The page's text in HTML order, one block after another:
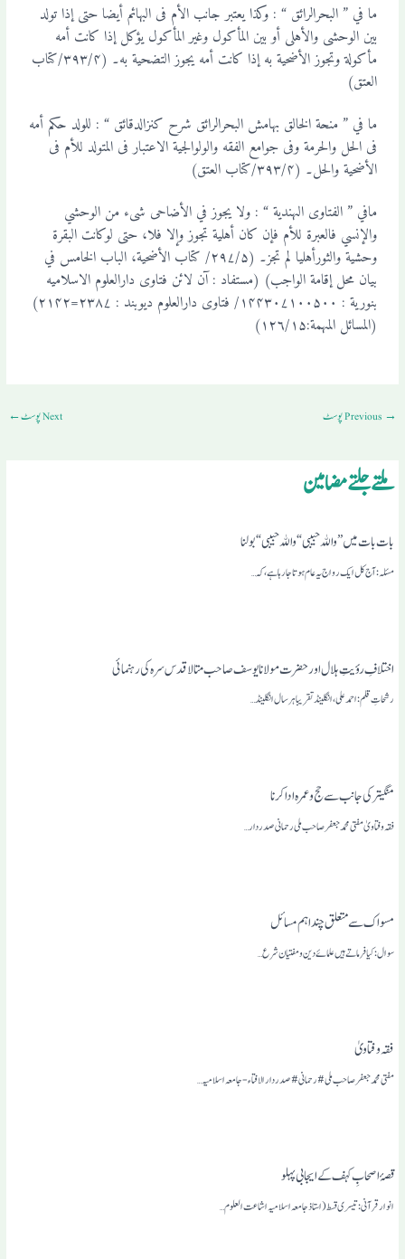
ما في ” البحرالرائق “ : وکذا یعتبر جانب الأم فی البہائم أیضا حتی إذا تولد
بین الوحشی والأہلی أو بین المأکول وغیر المأکول یؤکل إذا کانت أمه
مأکولة وتجوز الأضحیة به إذا کانت أمه یجوز التضحیة به۔ (۳۹۳/۴/کتاب
العتق)
ما في ” منحة الخالق بہامش البحرالرائق شرح کنزالدقائق “ : للولد حکم أمه
فی الحل والحرمة وفی جوامع الفقه والولوالجیة الاعتبار فی المتولد للأم فی
الأضحیة والحل۔ (۳۹۳/۴/کتاب العتق)
مافي ” الفتاوی الہندیة “ : ولا یجوز في الأضاحی شیء من الوحشي
والإنسي فالعبرة للأم فإن کان أہلیة تجوز وإلا فلا، حتی لوکانت البقرة
وحشیة والثورأہلیا لم تجز۔ (۲۹۷/۵/ کتاب الأضحیة، الباب الخامس في
بیان محل إقامة الواجب) (مستفاد : آن لائن فتاوی دارالعلوم الاسلامیه
بنوریة : ۱۴۴۳۰۷۱۰۰۵۰۰/ فتاوی دارالعلوم دیوبند : ۲۳۸۷=۲۱۴۲)
(المسائل المہمة:۱۲۶/۱۵)
→ Next پوسٹ ←
ملتے جلتے مضامین
بات بات میں ” والله حبیبی“ والله حبیبی“ بولنا
مسئلہ: آج کل ایک رواج یہ عام ہوتا جارہاہے، کہ…
اختلافِ رؤیتِ ہلال اور حضرت مولانا یوسف صاحب متالا قدس سرہ کی رہنمائی
رشحاتِ قلم:احمد علی ، انگلینڈ تقریبا ہر سال انگلینڈ…
منگیترکی جانب سے حج وعمرہ ادا کرنا
فقہ وفتاویٰ مفتی محمد جعفر صاحب ملی رحمانی صدر دار…
مسواک سے متعلق چند اہم مسائل
سوال: کیا فرما تے ہیں علمائے دین ومفتیان شرع…
فقہ وفتاویٰ
مفتی محمد جعفر صاحب ملی #رحمانی# صدر دار الافتاء-جامعہ اسلامیہ…
قصۂ اصحابِ کہف کے ایجابی پہلو
انوار قرآنی: تیسری قسط (استاذ جامعہ اسلامیہ اشاعت العلوم…